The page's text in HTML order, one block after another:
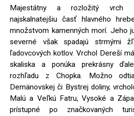
Majestátny a rozložitý vrch
najskalnatejšiu časť hlavného
množstvom kamenných morí. Jeho
severné však spadajú strmými
ľadovcových kotlov. Vrchol Dereší
skaliska a ponúka prekrásny
rozhľadu z Chopka. Možno
Demänovskej či Bystrej doliny,
Malú a Veľkú Fatru, Vysoké a
prístupné po značkovaných